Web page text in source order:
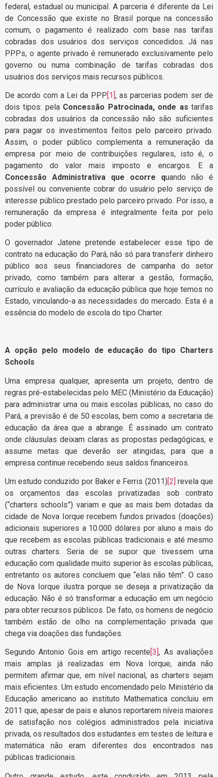
federal, estadual ou municipal. A parceria é diferente da Lei
de Concessão que existe no Brasil porque na concessão
comum, o pagamento é realizado com base nas tarifas
cobradas dos usuários dos serviços concedidos. Já nas
PPPs, o agente privado é remunerado exclusivamente pelo
governo ou numa combinação de tarifas cobradas dos
usuários dos serviços mais recursos públicos.
De acordo com a Lei da PPP[1], as parcerias podem ser de
dois tipos: pela Concessão Patrocinada, onde as tarifas
cobradas dos usuários da concessão não são suficientes
para pagar os investimentos feitos pelo parceiro privado.
Assim, o poder público complementa a remuneração da
empresa por meio de contribuições regulares, isto é, o
pagamento do valor mais imposto e encargos. E a
Concessão Administrativa que ocorre quando não é
possível ou conveniente cobrar do usuário pelo serviço de
interesse público prestado pelo parceiro privado. Por isso, a
remuneração da empresa é integralmente feita por pelo
poder público.
O governador Jatene pretende estabelecer esse tipo de
contrato na educação do Pará, não só para transferir dinheiro
público aos seus financiadores de campanha do setor
privado, como também para alterar a gestão, formação,
currículo e avaliação da educação pública que hoje temos no
Estado, vinculando-a as necessidades do mercado. Esta é a
essência do modelo de escola do tipo Charter.
A opção pelo modelo de educação do tipo Charters
Schools
Uma empresa qualquer, apresenta um projeto, dentro de
regras pré-estabelecidas pelo MEC (Ministério da Educação)
para administrar uma ou mais escolas públicas, no caso do
Pará, a previsão é de 50 escolas, bem como a secretaria de
educação da área que a abrange. É assinado um contrato
onde cláusulas deixam claras as propostas pedagógicas, e
assume metas que deverão ser atingidas, para que a
empresa continue recebendo seus saldos financeiros.
Um estudo conduzido por Baker e Ferris (2011)[2] revela que
os orçamentos das escolas privatizadas sob contrato
(“charters schools”) variam e que as mais bem dotadas da
cidade de Nova Iorque recebem fundos privados (doações)
adicionais superiores a 10.000 dólares por aluno a mais do
que recebem as escolas públicas tradicionais e até mesmo
outras charters. Seria de se supor que tivessem uma
educação com qualidade muito superior às escolas públicas,
entretanto os autores concluem que “elas não têm”. O caso
de Nova Iorque ilustra porque se deseja a privatização da
educação. Não é só transformar a educação em um negócio
para obter recursos públicos. De fato, os homens de negócio
também estão de olho na complementação privada que
chega via doações das fundações.
Segundo Antonio Gois em artigo recente [3], As avaliações
mais amplas já realizadas em Nova Iorque, ainda não
permitem afirmar que, em nível nacional, as charters sejam
mais eficientes. Um estudo encomendado pelo Ministério da
Educação americano ao instituto Mathematica concluiu em
2011 que, apesar de pais e alunos reportarem níveis maiores
de satisfação nos colégios administrados pela iniciativa
privada, os resultados dos estudantes em testes de leitura e
matemática não eram diferentes dos encontrados nas
públicas tradicionais.